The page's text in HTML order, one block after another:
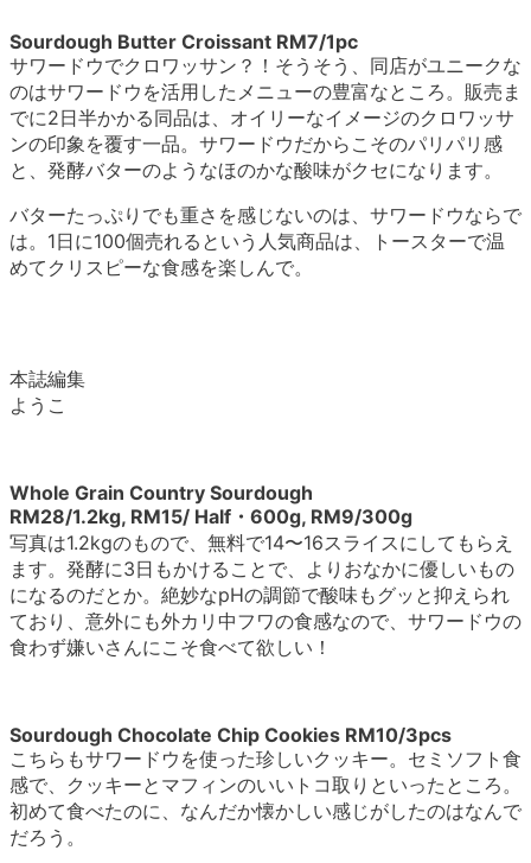
Sourdough Butter Croissant RM7/1pc
サワードウでクロワッサン？！そうそう、同店がユニークな
のはサワードウを活用したメニューの豊富なところ。販売ま
でに2日半かかる同品は、オイリーなイメージのクロワッサ
ンの印象を覆す一品。サワードウだからこそのパリパリ感
と、発酵バターのようなほのかな酸味がクセになります。
バターたっぷりでも重さを感じないのは、サワードウならで
は。1日に100個売れるという人気商品は、トースターで温
めてクリスピーな食感を楽しんで。
本誌編集
ようこ
Whole Grain Country Sourdough
RM28/1.2kg, RM15/ Half・600g, RM9/300g
写真は1.2kgのもので、無料で14〜16スライスにしてもらえ
ます。発酵に3日もかけることで、よりおなかに優しいもの
になるのだとか。絶妙なpHの調節で酸味もグッと抑えられ
ており、意外にも外カリ中フワの食感なので、サワードウの
食わず嫌いさんにこそ食べて欲しい！
Sourdough Chocolate Chip Cookies RM10/3pcs
こちらもサワードウを使った珍しいクッキー。セミソフト食
感で、クッキーとマフィンのいいトコ取りといったところ。
初めて食べたのに、なんだか懐かしい感じがしたのはなんで
だろう。